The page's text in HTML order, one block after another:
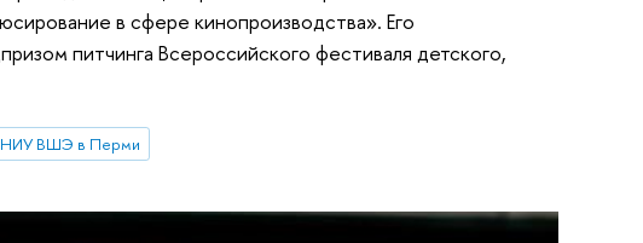
в сфере кинопроизводства». Его
питчинга Всероссийского фестиваля детского,
НИУ ВШЭ в Перми